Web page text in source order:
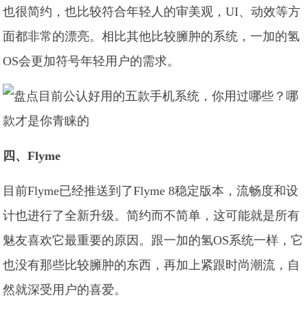
也很简约，也比较符合年轻人的审美观，UI、动效等方
面都非常的漂亮。相比其他比较臃肿的系统，一加的氢
OS会更加符号年轻用户的需求。
四、Flyme
目前Flyme已经推送到了Flyme 8稳定版本，流畅度和设
计也进行了全新升级。简约而不简单，这可能就是所有
魅友喜欢它最重要的原因。跟一加的氢OS系统一样，它
也没有那些比较臃肿的东西，再加上紧跟时尚潮流，自
然就深受用户的喜爱。